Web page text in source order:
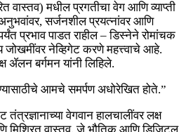
मधील प्रगतीचा वेग आणि व्याप्ती
सर्जनशील प्रयत्नांवर आणि
प्रभाव पाडत राहील – डिस्नेने रोमांचक
नेव्हिगेट करणे महत्त्वाचे आहे.
बर्गमन यांनी लिहिले.
आमचे समर्पण अधोरेखित होते.”
वेगवान हालचालींवर लक्ष